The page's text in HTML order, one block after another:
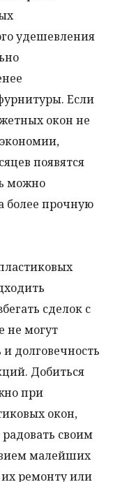
удешевления
Если
окон не
появятся
можно
более прочную
сделок с
не могут
долговечность
Добиться
при
окон,
своим
малейших
ремонту или